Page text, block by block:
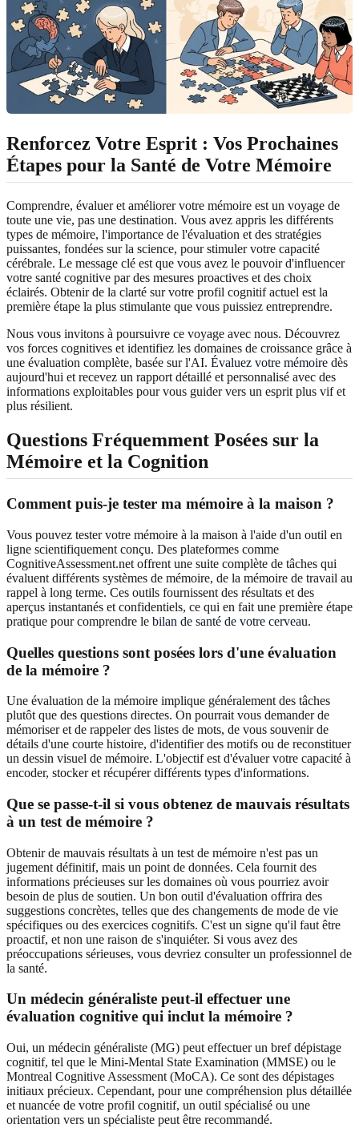
Renforcez Votre Esprit : Vos Prochaines
Étapes pour la Santé de Votre Mémoire
Comprendre, évaluer et améliorer votre mémoire est un voyage de
toute une vie, pas une destination. Vous avez appris les différents
types de mémoire, l'importance de l'évaluation et des stratégies
puissantes, fondées sur la science, pour stimuler votre capacité
cérébrale. Le message clé est que vous avez le pouvoir d'influencer
votre santé cognitive par des mesures proactives et des choix
éclairés. Obtenir de la clarté sur votre profil cognitif actuel est la
première étape la plus stimulante que vous puissiez entreprendre.
Nous vous invitons à poursuivre ce voyage avec nous. Découvrez
vos forces cognitives et identifiez les domaines de croissance grâce à
une évaluation complète, basée sur l'AI. Évaluez votre mémoire dès
aujourd'hui et recevez un rapport détaillé et personnalisé avec des
informations exploitables pour vous guider vers un esprit plus vif et
plus résilient.
Questions Fréquemment Posées sur la
Mémoire et la Cognition
Comment puis-je tester ma mémoire à la maison ?
Vous pouvez tester votre mémoire à la maison à l'aide d'un outil en
ligne scientifiquement conçu. Des plateformes comme
CognitiveAssessment.net offrent une suite complète de tâches qui
évaluent différents systèmes de mémoire, de la mémoire de travail au
rappel à long terme. Ces outils fournissent des résultats et des
aperçus instantanés et confidentiels, ce qui en fait une première étape
pratique pour comprendre le bilan de santé de votre cerveau.
Quelles questions sont posées lors d'une évaluation
de la mémoire ?
Une évaluation de la mémoire implique généralement des tâches
plutôt que des questions directes. On pourrait vous demander de
mémoriser et de rappeler des listes de mots, de vous souvenir de
détails d'une courte histoire, d'identifier des motifs ou de reconstituer
un dessin visuel de mémoire. L'objectif est d'évaluer votre capacité à
encoder, stocker et récupérer différents types d'informations.
Que se passe-t-il si vous obtenez de mauvais résultats
à un test de mémoire ?
Obtenir de mauvais résultats à un test de mémoire n'est pas un
jugement définitif, mais un point de données. Cela fournit des
informations précieuses sur les domaines où vous pourriez avoir
besoin de plus de soutien. Un bon outil d'évaluation offrira des
suggestions concrètes, telles que des changements de mode de vie
spécifiques ou des exercices cognitifs. C'est un signe qu'il faut être
proactif, et non une raison de s'inquiéter. Si vous avez des
préoccupations sérieuses, vous devriez consulter un professionnel de
la santé.
Un médecin généraliste peut-il effectuer une
évaluation cognitive qui inclut la mémoire ?
Oui, un médecin généraliste (MG) peut effectuer un bref dépistage
cognitif, tel que le Mini-Mental State Examination (MMSE) ou le
Montreal Cognitive Assessment (MoCA). Ce sont des dépistages
initiaux précieux. Cependant, pour une compréhension plus détaillée
et nuancée de votre profil cognitif, un outil spécialisé ou une
orientation vers un spécialiste peut être recommandé.